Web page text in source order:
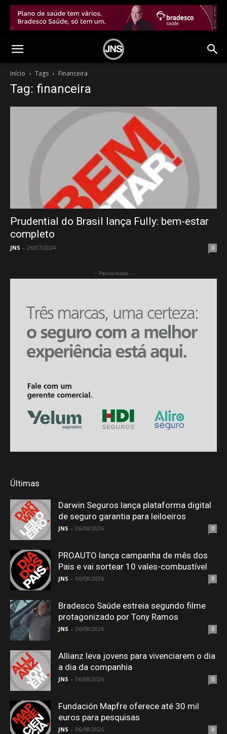
Início Tags Financeira
Tag: financeira
Prudential do Brasil lança Fully: bem-estar
completo
JNS - 26/07/2024 0
- Patrocinado -
Últimas
Darwin Seguros lança plataforma digital
de seguro garantia para leiloeiros
JNS - 06/08/2026 0
PROAUTO lança campanha de mês dos
Pais e vai sortear 10 vales-combustível
JNS - 06/08/2026 0
Bradesco Saúde estreia segundo filme
protagonizado por Tony Ramos
JNS - 06/08/2026 0
Allianz leva jovens para vivenciarem o dia
a dia da companhia
JNS - 06/08/2026 0
Fundación Mapfre oferece até 30 mil
euros para pesquisas
JNS - 06/08/2026 0